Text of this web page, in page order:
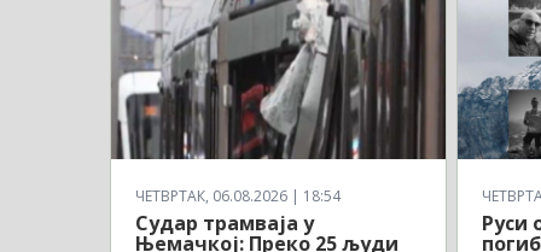
ЧЕТВРТАК, 06.08.2026 | 18:54
Судар трамваја у
Њемачкој: Преко 25 људи
Руси